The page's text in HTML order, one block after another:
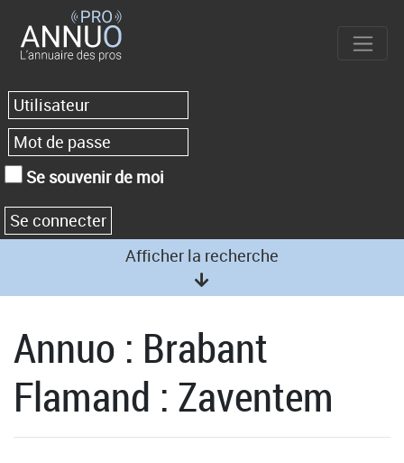
Se souvenir de moi
Afficher la recherche
Annuo : Brabant
Flamand : Zaventem